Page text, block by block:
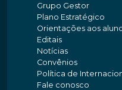
Grupo Gestor
Plano Estratégico
Orientações aos
Editais
Notícias
Convênios
Política de
Fale conosco